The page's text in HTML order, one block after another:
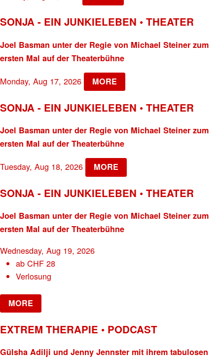
SONJA - EIN JUNKIELEBEN • THEATER
Joel Basman unter der Regie von Michael Steiner zum
ersten Mal auf der Theaterbühne
Monday, Aug 17, 2026 MORE
SONJA - EIN JUNKIELEBEN • THEATER
Joel Basman unter der Regie von Michael Steiner zum
ersten Mal auf der Theaterbühne
Tuesday, Aug 18, 2026 MORE
SONJA - EIN JUNKIELEBEN • THEATER
Joel Basman unter der Regie von Michael Steiner zum
ersten Mal auf der Theaterbühne
Wednesday, Aug 19, 2026
abCHF 28
Verlosung
MORE
EXTREM THERAPIE • PODCAST
Gülsha Adilji und Jenny Jennster mit ihrem tabulosen